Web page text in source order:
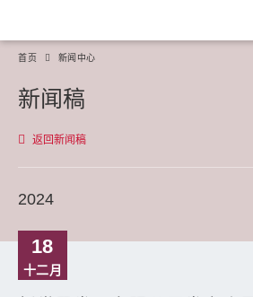
首页 新闻中心
新闻稿
返回新闻稿
2024
18
十二月